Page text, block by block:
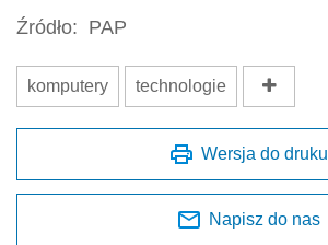
Źródło: PAP
komputery technologie
Wersja do druku
Napisz do nas